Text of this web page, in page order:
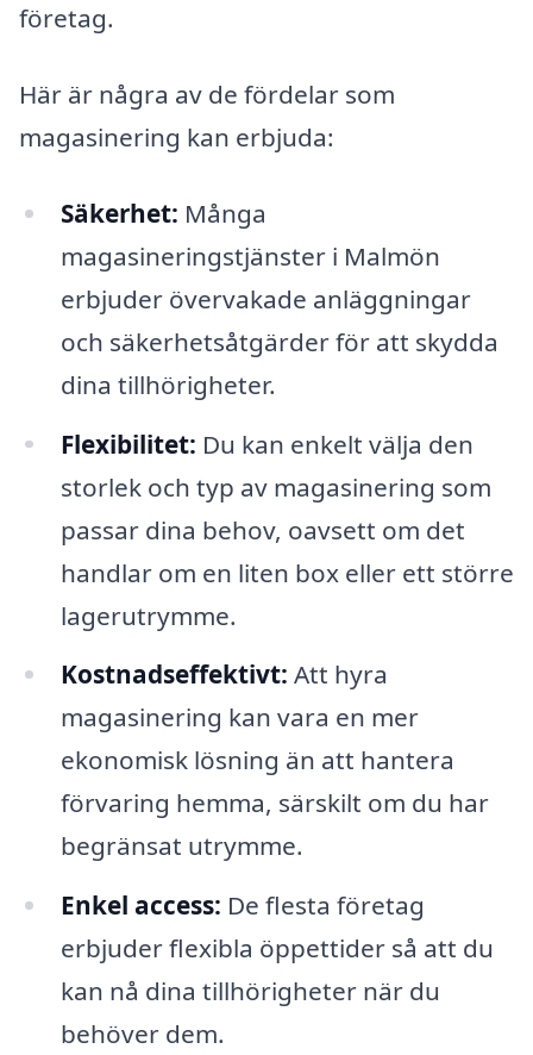
företag.
Här är några av de fördelar som
magasinering kan erbjuda:
Säkerhet: Många
magasineringstjänster i Malmön
erbjuder övervakade anläggningar
och säkerhetsåtgärder för att skydda
dina tillhörigheter.
Flexibilitet: Du kan enkelt välja den
storlek och typ av magasinering som
passar dina behov, oavsett om det
handlar om en liten box eller ett större
lagerutrymme.
Kostnadseffektivt: Att hyra
magasinering kan vara en mer
ekonomisk lösning än att hantera
förvaring hemma, särskilt om du har
begränsat utrymme.
Enkel access: De flesta företag
erbjuder flexibla öppettider så att du
kan nå dina tillhörigheter när du
behöver dem.